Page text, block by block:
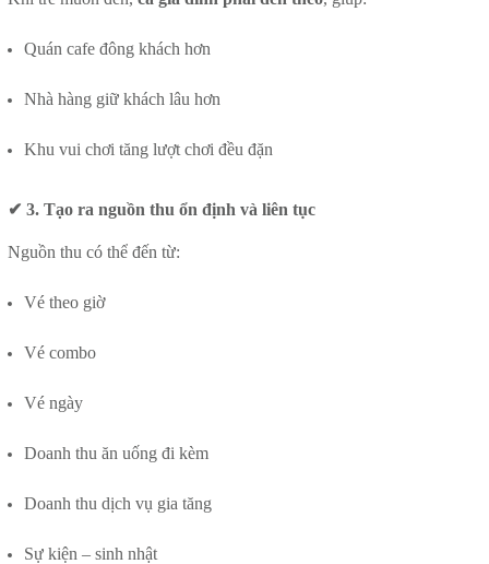
Quán cafe đông khách hơn
Nhà hàng giữ khách lâu hơn
Khu vui chơi tăng lượt chơi đều đặn
✔ 3. Tạo ra nguồn thu ổn định và liên tục
Nguồn thu có thể đến từ:
Vé theo giờ
Vé combo
Vé ngày
Doanh thu ăn uống đi kèm
Doanh thu dịch vụ gia tăng
Sự kiện – sinh nhật